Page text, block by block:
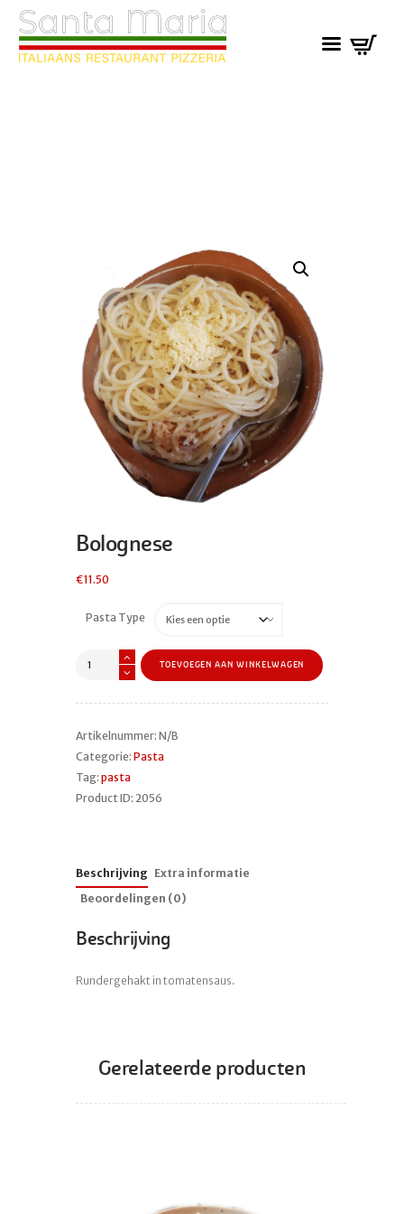
Bolognese
€11.50
Pasta Type
Bolognese
TOEVOEGEN AAN WINKELWAGEN
Artikelnummer: N/B
Categorie: Pasta
Tag: pasta
Product ID: 2056
Beschrijving Extra informatie
Beoordelingen (0)
Beschrijving
Rundergehakt in tomatensaus.
Gerelateerde producten